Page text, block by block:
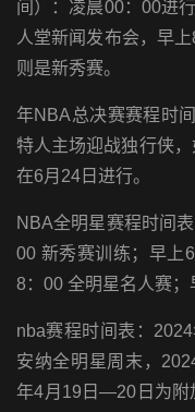
间）：凌晨00：00进
人堂新闻发布会，早
则是新秀赛。
年NBA总决赛赛程时
特人主场迎战独行侠
在6月24日进行。
NBA全明星赛程时间
00 新秀赛训练；早上
8：00 全明星名人赛；
nba赛程时间表：
安纳全明星周末，
年4月19日—20日为附